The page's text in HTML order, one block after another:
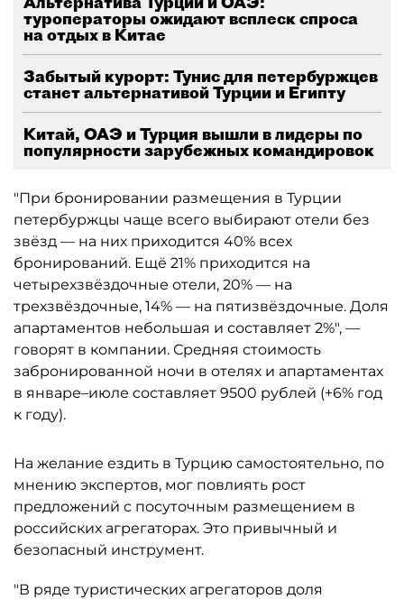
туроператоры ожидают всплеск спроса
на отдых в Китае
Забытый курорт: Тунис для петербуржцев
станет альтернативой Турции и Египту
Китай, ОАЭ и Турция вышли в лидеры по
популярности зарубежных командировок
"При бронировании размещения в Турции
петербуржцы чаще всего выбирают отели без
звёзд — на них приходится 40% всех
бронирований. Ещё 21% приходится на
четырехзвёздочные отели, 20% — на
трехзвёздочные, 14% — на пятизвёздочные. Доля
апартаментов небольшая и составляет 2%", —
говорят в компании. Средняя стоимость
забронированной ночи в отелях и апартаментах
в январе–июле составляет 9500 рублей (+6% год
к году).
На желание ездить в Турцию самостоятельно, по
мнению экспертов, мог повлиять рост
предложений с посуточным размещением в
российских агрегаторах. Это привычный и
безопасный инструмент.
"В ряде туристических агрегаторов доля